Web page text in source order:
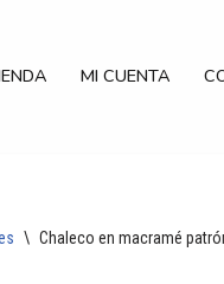
MI CUENTA
\ Chaleco en macramé